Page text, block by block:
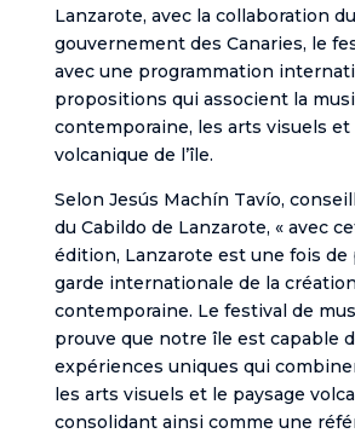
Lanzarote, avec la collaboration du
gouvernement des Canaries, le
avec une programmation
propositions qui associent la
contemporaine, les arts visuels et
volcanique de l’île.
Selon Jesús Machín Tavío,
du Cabildo de Lanzarote, « avec
édition, Lanzarote est une fois de
garde internationale de la création
contemporaine. Le festival de
prouve que notre île est capable
expériences uniques qui
les arts visuels et le paysage
consolidant ainsi comme une